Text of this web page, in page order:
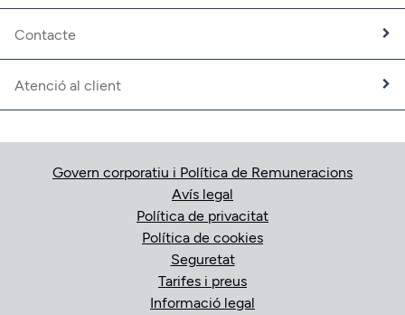
Fundació CBNK
Contacte
Atenció al client
Govern corporatiu i Política de Remuneracions
Avís legal
Política de privacitat
Política de cookies
Seguretat
Tarifes i preus
Informació legal